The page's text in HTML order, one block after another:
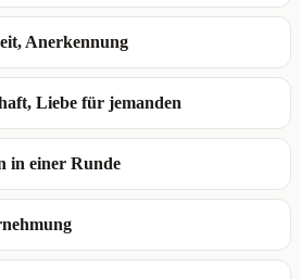
Anerkennung
Liebe für jemanden
in einer Runde